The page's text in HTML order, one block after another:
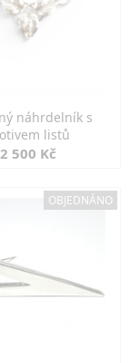
náhrdelník s
listů
2 500 Kč
OBJEDNÁNO